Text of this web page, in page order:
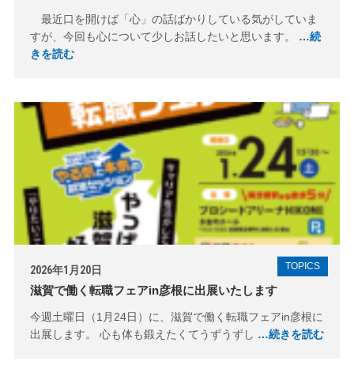
最近口を開けば「心」の話ばかりしている気がしていま
すが、今回も心について少しお話したいと思います。 …続
きを読む
TOPICS
2026年1月20日
滋賀で働く転職フェアin彦根に出展いたします
今週土曜日（1月24日）に、滋賀で働く転職フェアin彦根に
出展します。 心も体も鍛えたくてうずうずし …続きを読む